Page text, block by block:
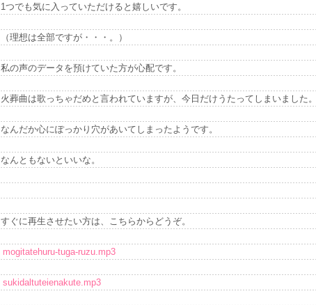
1つでも気に入っていただけると嬉しいです。
（理想は全部ですが・・・。）
私の声のデータを預けていた方が心配です。
火葬曲は歌っちゃだめと言われていますが、今日だけうたってしまいました。
なんだか心にぽっかり穴があいてしまったようです。
なんともないといいな。
すぐに再生させたい方は、こちらからどうぞ。
mogitatehuru-tuga-ruzu.mp3
sukidaltuteienakute.mp3